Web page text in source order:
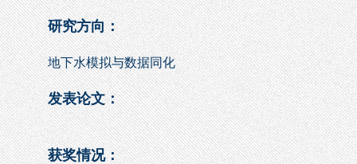
研究方向：
地下水模拟与数据同化
发表论文：
获奖情况：